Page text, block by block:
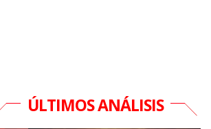
ÚLTIMOS ANÁLISIS